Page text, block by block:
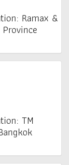
Ramax &
TM